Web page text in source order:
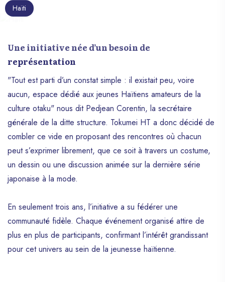
Haïti
Une initiative née d’un besoin de
représentation
"Tout est parti d’un constat simple : il existait peu, voire
aucun, espace dédié aux jeunes Haïtiens amateurs de la
culture otaku" nous dit Pedjean Corentin, la secrétaire
générale de la ditte structure. Tokumei HT a donc décidé de
combler ce vide en proposant des rencontres où chacun
peut s’exprimer librement, que ce soit à travers un costume,
un dessin ou une discussion animée sur la dernière série
japonaise à la mode.
En seulement trois ans, l’initiative a su fédérer une
communauté fidèle. Chaque événement organisé attire de
plus en plus de participants, confirmant l’intérêt grandissant
pour cet univers au sein de la jeunesse haïtienne.